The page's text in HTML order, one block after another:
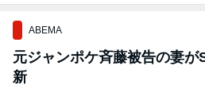
ABEMA
元ジャンポケ斉藤被告の妻が
新